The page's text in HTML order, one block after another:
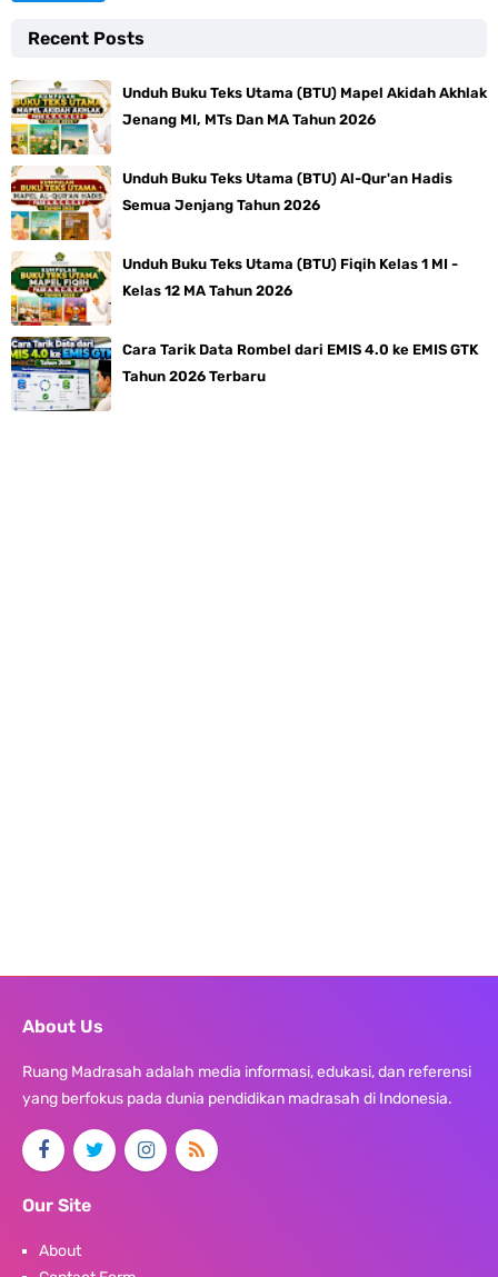
Recent Posts
Unduh Buku Teks Utama (BTU) Mapel Akidah Akhlak
Jenang MI, MTs Dan MA Tahun 2026
Unduh Buku Teks Utama (BTU) Al-Qur'an Hadis
Semua Jenjang Tahun 2026
Unduh Buku Teks Utama (BTU) Fiqih Kelas 1 MI -
Kelas 12 MA Tahun 2026
Cara Tarik Data Rombel dari EMIS 4.0 ke EMIS GTK
Tahun 2026 Terbaru
About Us
Ruang Madrasah adalah media informasi, edukasi, dan referensi
yang berfokus pada dunia pendidikan madrasah di Indonesia.
Our Site
About